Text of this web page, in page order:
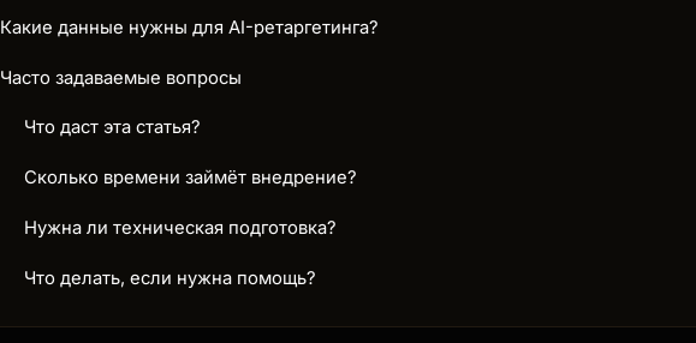
Какие данные нужны для AI-ретаргетинга?
Часто задаваемые вопросы
Что даст эта статья?
Сколько времени займёт внедрение?
Нужна ли техническая подготовка?
Что делать, если нужна помощь?